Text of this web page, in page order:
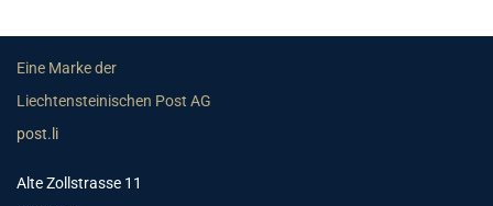
Eine Marke der
Liechtensteinischen Post AG
post.li
Alte Zollstrasse 11